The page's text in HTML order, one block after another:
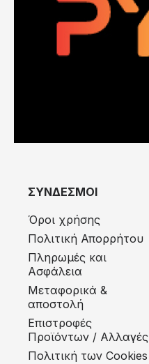
ΣΥΝΔΕΣΜΟΙ
Όροι χρήσης
Πολιτική Απορρήτου
Πληρωμές και
Ασφάλεια
Μεταφορικά &
αποστολή
Eπιστροφές
Προϊόντων / Αλλαγές
Πολιτική των Cookies